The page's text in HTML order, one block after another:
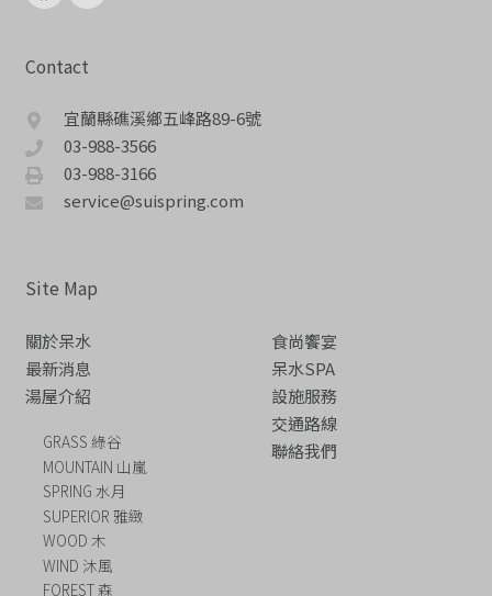
Contact
宜蘭縣礁溪鄉五峰路89-6號
03-988-3566
03-988-3166
service@suispring.com
Site Map
關於呆水
最新消息
湯屋介紹
GRASS 綠谷
MOUNTAIN 山嵐
SPRING 水月
SUPERIOR 雅緻
WOOD 木
WIND 沐風
FOREST 森
食尚饗宴
呆水SPA
設施服務
交通路線
聯絡我們